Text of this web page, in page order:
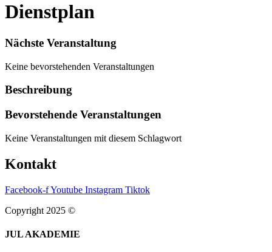
Dienstplan
Nächste Veranstaltung
Keine bevorstehenden Veranstaltungen
Beschreibung
Bevorstehende Veranstaltungen
Keine Veranstaltungen mit diesem Schlagwort
Kontakt
Facebook-fYoutube Instagram Tiktok
Copyright 2025 ©
JUL AKADEMIE